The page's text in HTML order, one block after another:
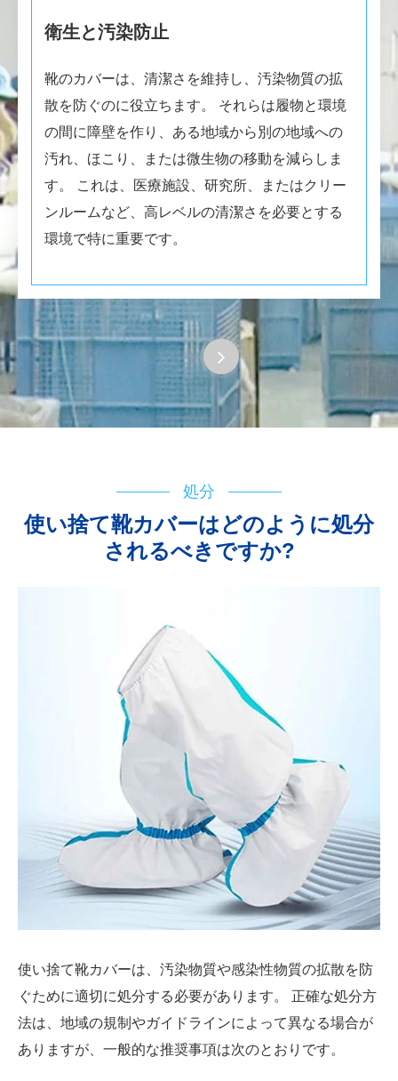
衛生と汚染防止
靴のカバーは、清潔さを維持し、汚染物質の拡
散を防ぐのに役立ちます。 それらは履物と環境
の間に障壁を作り、ある地域から別の地域への
汚れ、ほこり、または微生物の移動を減らしま
す。 これは、医療施設、研究所、またはクリー
ンルームなど、高レベルの清潔さを必要とする
環境で特に重要です。
処分
使い捨て靴カバーはどのように処分
されるべきですか?
使い捨て靴カバーは、汚染物質や感染性物質の拡散を防
ぐために適切に処分する必要があります。 正確な処分方
法は、地域の規制やガイドラインによって異なる場合が
ありますが、一般的な推奨事項は次のとおりです。